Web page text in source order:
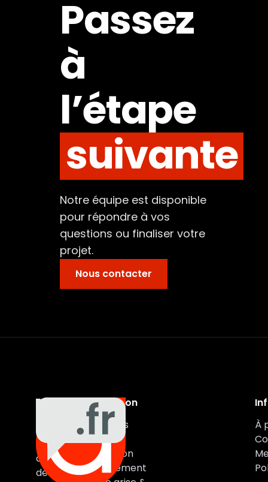
Passez
à
l’étape
suivante
Notre équipe est disponible
pour répondre à vos
questions ou finaliser votre
projet.
Nous contacter
Auto
vous
accompagne
de
Navigation
Véhicules
Marques
Estimation
Financement
À